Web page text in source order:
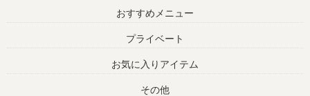
おすすめメニュー
プライベート
お気に入りアイテム
その他